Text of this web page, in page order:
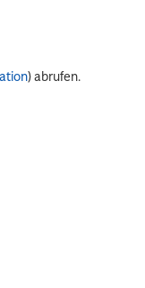
) abrufen.